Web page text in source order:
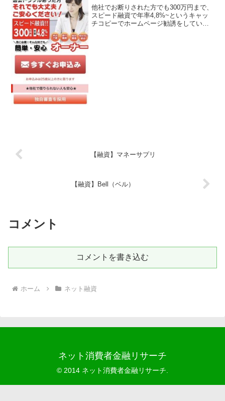
他社でお断りされた方でも300万円まで、
スピード融資で年率4,8%~というキャッ
チコピーでホームページ勧誘をしている
【融資】マネーサプリ
【融資】Bell（ベル）
コメント
コメントを書き込む
ホーム ネット融資
ネット消費者金融リサーチ
© 2014 ネット消費者金融リサーチ.